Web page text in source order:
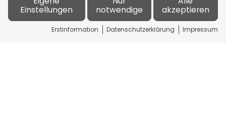
Einstellungen
notwendige
akzeptieren
Erstinformation Datenschutzerklärung Impressum